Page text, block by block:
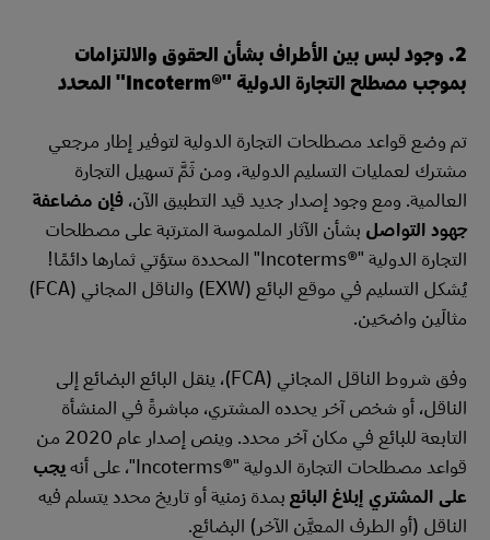
2. وجود لبس بين الأطراف بشأن الحقوق والالتزامات
بموجب مصطلح التجارة الدولية "Incoterm®‎" المحدد
تم وضع قواعد مصطلحات التجارة الدولية لتوفير إطار مرجعي
مشترك لعمليات التسليم الدولية، ومن ثَمَّ تسهيل التجارة
العالمية. ومع وجود إصدار جديد قيد التطبيق الآن،فإن مضاعفة
جهود التواصل بشأن الآثار الملموسة المترتبة على مصطلحات
التجارة الدولية "Incoterms®‎" المحددة ستؤتي ثمارها دائمًا!
يُشكل التسليم في موقع البائع (EXW) والناقل المجاني (FCA)
مثالَين واضحَين.
وفق شروط الناقل المجاني (FCA)، ينقل البائع البضائع إلى
الناقل، أو شخص آخر يحدده المشتري، مباشرةً في المنشأة
التابعة للبائع في مكان آخر محدد. وينص إصدار عام 2020 من
قواعد مصطلحات التجارة الدولية "Incoterms®‎"، على أنه
يجب
على المشتري إبلاغ البائعبمدة زمنية أو تاريخ محدد يتسلم فيه
الناقل (أو الطرف المعيَّن الآخر) البضائع.